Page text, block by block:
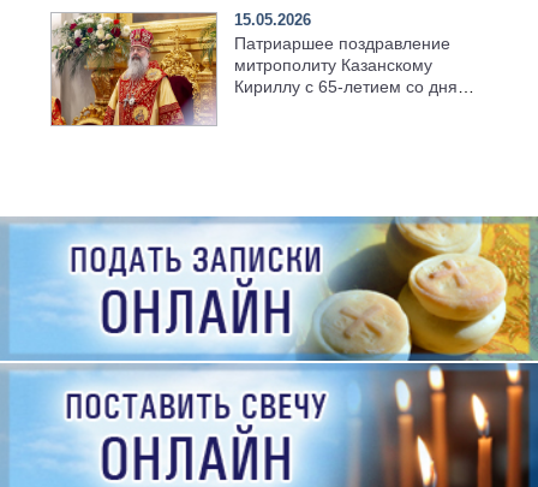
15.05.2026
Патриаршее поздравление
митрополиту Казанскому
Кириллу с 65-летием со дня